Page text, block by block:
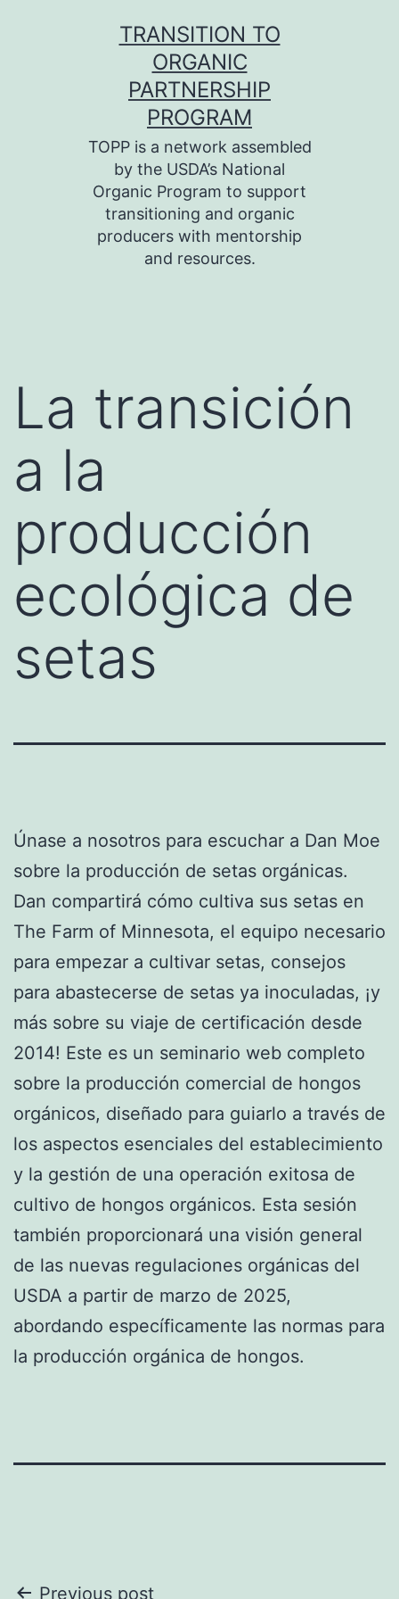
TRANSITION TO
ORGANIC
PARTNERSHIP
PROGRAM
TOPP is a network assembled
by the USDA’s National
Organic Program to support
transitioning and organic
producers with mentorship
and resources.
La transición
a la
producción
ecológica de
setas
Únase a nosotros para escuchar a Dan Moe
sobre la producción de setas orgánicas.
Dan compartirá cómo cultiva sus setas en
The Farm of Minnesota, el equipo necesario
para empezar a cultivar setas, consejos
para abastecerse de setas ya inoculadas, ¡y
más sobre su viaje de certificación desde
2014! Este es un seminario web completo
sobre la producción comercial de hongos
orgánicos, diseñado para guiarlo a través de
los aspectos esenciales del establecimiento
y la gestión de una operación exitosa de
cultivo de hongos orgánicos. Esta sesión
también proporcionará una visión general
de las nuevas regulaciones orgánicas del
USDA a partir de marzo de 2025,
abordando específicamente las normas para
la producción orgánica de hongos.
Previous post